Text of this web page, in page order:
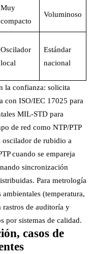
Muy
compacto
Voluminoso
Oscilador
local
Estándar
nacional
la confianza: solicita
con ISO/IEC 17025 para
MIL-STD para
de red como NTP/PTP
de rubidio a
cuando se empareja
sincronización
Para metrología
(temperatura,
rastros de auditoría y
por sistemas de calidad.
casos de